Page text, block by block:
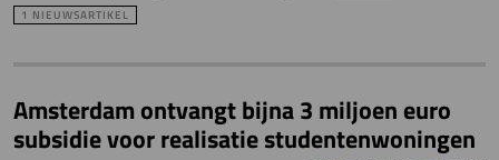
1 NIEUWSARTIKEL
Amsterdam ontvangt bijna 3 miljoen euro
subsidie voor realisatie studentenwoningen